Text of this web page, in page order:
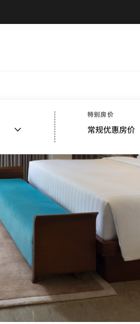
特别房价
常规优惠房价